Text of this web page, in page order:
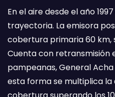
En el aire desde el año
trayectoria. La emisora
cobertura primaria 60 km,
Cuenta con retransmisión
pampeanas, General Acha
esta forma se multiplica la